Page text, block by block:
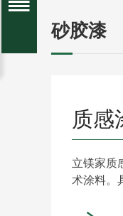
砂胶漆
质感
立镁家质
术涂料。